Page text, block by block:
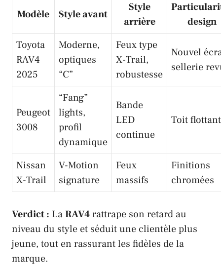
Modèle Style avant
Style
arrière
design
Toyota
RAV4
2025
Moderne,
optiques
“C”
Feux type
X-Trail,
robustesse
Nouvel
sellerie
Peugeot
3008
“Fang”
lights,
profil
dynamique
Bande
LED
continue
Toit flottant
Nissan
X-Trail
V-Motion
signature
Feux
massifs
Finitions
chromées
Verdict : LaRAV4rattrape son retard au
niveau du style et séduit une clientèle plus
jeune, tout en rassurant les fidèles de la
marque.